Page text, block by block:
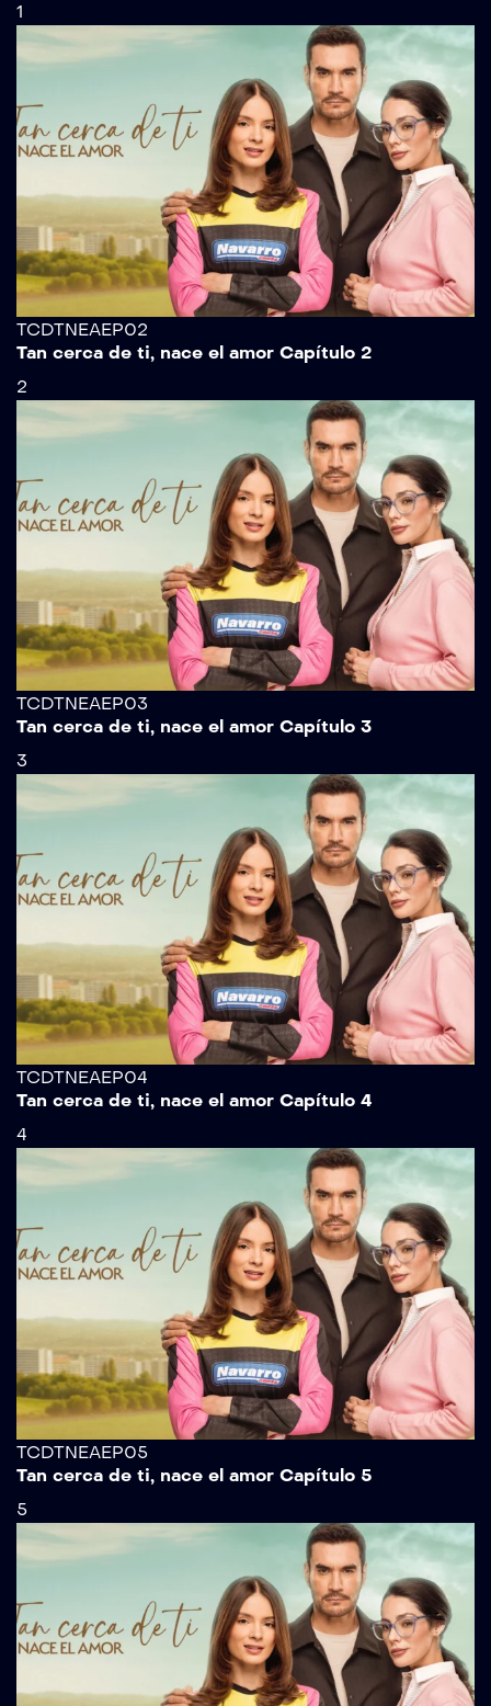
1
TCDTNEAEP02
Tan cerca de ti, nace el amor Capítulo 2
2
TCDTNEAEP03
Tan cerca de ti, nace el amor Capítulo 3
3
TCDTNEAEP04
Tan cerca de ti, nace el amor Capítulo 4
4
TCDTNEAEP05
Tan cerca de ti, nace el amor Capítulo 5
5